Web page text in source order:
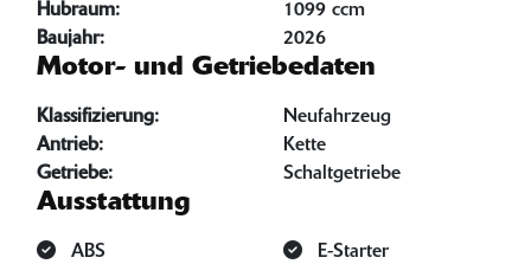
Hubraum:
1099 ccm
Baujahr:
2026
Motor- und Getriebedaten
Klassifizierung:
Neufahrzeug
Antrieb:
Kette
Getriebe:
Schaltgetriebe
Ausstattung
ABS
E-Starter